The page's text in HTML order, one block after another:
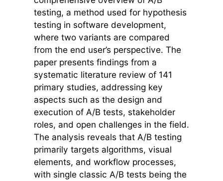
testing, a method used for hypothesis
testing in software development,
where two variants are compared
from the end user’s perspective. The
paper presents findings from a
systematic literature review of 141
primary studies, addressing key
aspects such as the design and
execution of A/B tests, stakeholder
roles, and open challenges in the field.
The analysis reveals that A/B testing
primarily targets algorithms, visual
elements, and workflow processes,
with single classic A/B tests being the